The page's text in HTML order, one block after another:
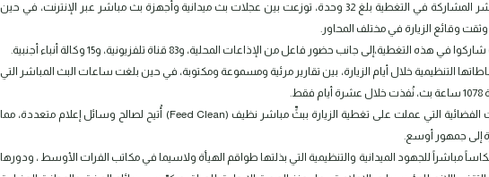
وأظهرت بيانات الرصد أن عدد وحدات البث المباشر المشاركة في التغطية بلغ 32 وحدة، توزعت بين عجلات بث ميدانية وأجهزة بث مباشر عبر الإنترنت، في حين
التنظيمية خلال أيام الزيارة، بين تقارير مرئية ومسموعة ومكتوبة، في حين بلغت ساعات البث المباشر التي
وسُجّلت مشاركة فاعلة من قبل عشرات القنوات الفضائية التي عملت على تغطية الزيارة ببثٍّ مباشر نظيف (Feed Clean) أُتيح لصالح وسائل إعلام متعددة، مما
إلى جمهور أوسع.
مباشراً للجهود الميدانية والتنظيمية التي بذلتها طواقم الهيأة ولاسيما في مكاتب الفرات الأوسط ، ودورها